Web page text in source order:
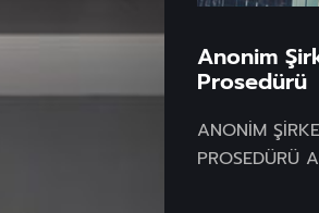
Anonim
Prosedürü
ANONİM